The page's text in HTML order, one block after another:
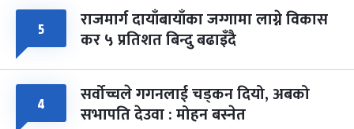
५ राजमार्ग दायाँबायाँका जग्गामा लाग्ने विकास
कर ५ प्रतिशत बिन्दु बढाइँदै
४ सर्वोच्चले गगनलाई चड्कन दियो, अबको
सभापति देउवा : मोहन बस्नेत